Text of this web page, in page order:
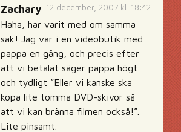
12 december, 2007 kl. 18:42
Zachary
Haha, har varit med om samma
sak! Jag var i en videobutik med
pappa en gång, och precis efter
att vi betalat säger pappa högt
och tydligt ”Eller vi kanske ska
köpa lite tomma DVD-skivor så
att vi kan bränna filmen också!”.
Lite pinsamt.